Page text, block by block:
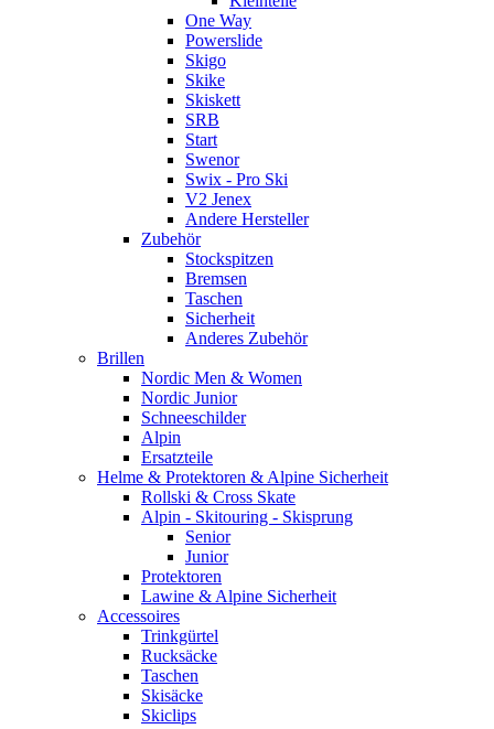
One Way
Powerslide
Skigo
Skike
Skiskett
SRB
Start
Swenor
Swix - Pro Ski
V2 Jenex
Andere Hersteller
Zubehör
Stockspitzen
Bremsen
Taschen
Sicherheit
Anderes Zubehör
Brillen
Nordic Men & Women
Nordic Junior
Schneeschilder
Alpin
Ersatzteile
Helme & Protektoren & Alpine Sicherheit
Rollski & Cross Skate
Alpin - Skitouring - Skisprung
Senior
Junior
Protektoren
Lawine & Alpine Sicherheit
Accessoires
Trinkgürtel
Rucksäcke
Taschen
Skisäcke
Skiclips